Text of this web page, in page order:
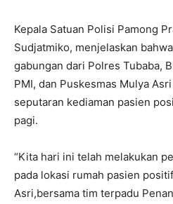
Kepala Satuan Polisi Pamong
Sudjatmiko, menjelaskan
gabungan dari Polres Tubaba,
PMI, dan Puskesmas Mulya
seputaran kediaman pasien
pagi.
“Kita hari ini telah melakukan
pada lokasi rumah pasien
Asri,bersama tim terpadu